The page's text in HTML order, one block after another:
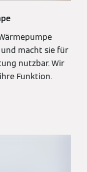
macht sie für
nutzbar. Wir
Funktion.